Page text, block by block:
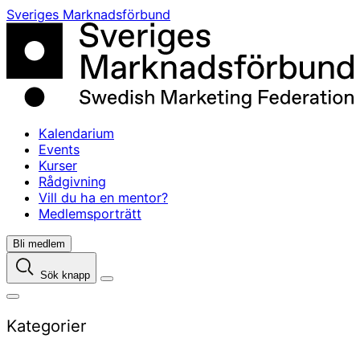
Skip
content
Sveriges Marknadsförbund
Kalendarium
Events
Kurser
Rådgivning
Vill du ha en mentor?
Medlemsporträtt
Bli medlem
Sök knapp
Kategorier